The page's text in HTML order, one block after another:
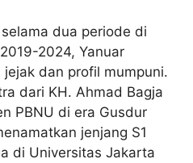
dua periode di
2024, Yanuar
dan profil mumpuni.
dari KH. Ahmad Bagja
PBNU di era Gusdur
jenjang S1
di Universitas Jakarta